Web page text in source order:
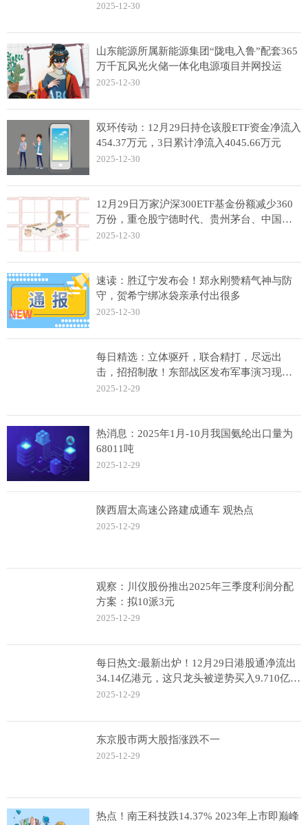
2025-12-30
山东能源所属新能源集团“陇电入鲁”配套365
万千瓦风光火储一体化电源项目并网投运
2025-12-30
双环传动：12月29日持仓该股ETF资金净流入
454.37万元，3日累计净流入4045.66万元
2025-12-30
12月29日万家沪深300ETF基金份额减少360
万份，重仓股宁德时代、贵州茅台、中国平
安
2025-12-30
速读：胜辽宁发布会！郑永刚赞精气神与防
守，贺希宁绑冰袋亲承付出很多
2025-12-30
每日精选：立体驱歼，联合精打，尽远出
击，招招制敌！东部战区发布军事演习现场
视频《驱歼 破击 远袭》
2025-12-29
热消息：2025年1月-10月我国氨纶出口量为
68011吨
2025-12-29
陕西眉太高速公路建成通车 观热点
2025-12-29
观察：川仪股份推出2025年三季度利润分配
方案：拟10派3元
2025-12-29
每日热文:最新出炉！12月29日港股通净流出
34.14亿港元，这只龙头被逆势买入9.710亿港
元！
2025-12-29
东京股市两大股指涨跌不一
2025-12-29
热点！南王科技跌14.37% 2023年上市即巅峰